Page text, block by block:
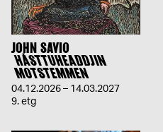
JOHN SAVIO
HÁSTTUHEADDJIN
MOTSTEMMEN
04.12.2026 – 14.03.2027
9. etg